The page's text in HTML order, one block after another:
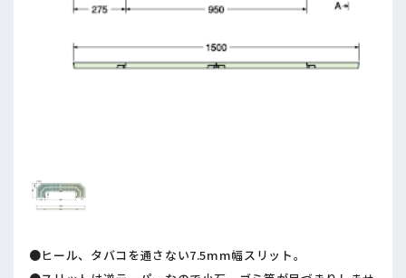
●ヒール、タバコを通さない7.5mm幅スリット。